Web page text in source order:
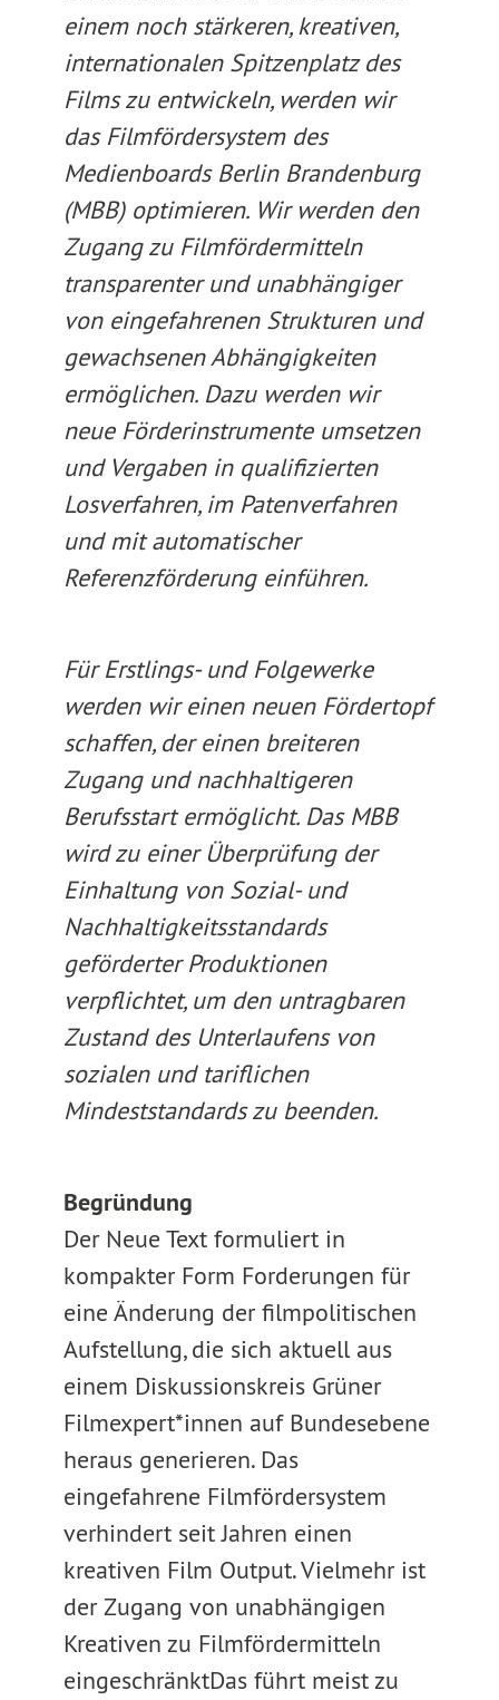
einem noch stärkeren, kreativen,
internationalen Spitzenplatz des
Films zu entwickeln, werden wir
das Filmfördersystem des
Medienboards Berlin Brandenburg
(MBB) optimieren. Wir werden den
Zugang zu Filmfördermitteln
transparenter und unabhängiger
von eingefahrenen Strukturen und
gewachsenen Abhängigkeiten
ermöglichen. Dazu werden wir
neue Förderinstrumente umsetzen
und Vergaben in qualifizierten
Losverfahren, im Patenverfahren
und mit automatischer
Referenzförderung einführen.
Für Erstlings- und Folgewerke
werden wir einen neuen Fördertopf
schaffen, der einen breiteren
Zugang und nachhaltigeren
Berufsstart ermöglicht. Das MBB
wird zu einer Überprüfung der
Einhaltung von Sozial- und
Nachhaltigkeitsstandards
geförderter Produktionen
verpflichtet, um den untragbaren
Zustand des Unterlaufens von
sozialen und tariflichen
Mindeststandards zu beenden.
Begründung
Der Neue Text formuliert in
kompakter Form Forderungen für
eine Änderung der filmpolitischen
Aufstellung, die sich aktuell aus
einem Diskussionskreis Grüner
Filmexpert*innen auf Bundesebene
heraus generieren. Das
eingefahrene Filmfördersystem
verhindert seit Jahren einen
kreativen Film Output. Vielmehr ist
der Zugang von unabhängigen
Kreativen zu Filmfördermitteln
eingeschränktDas führt meist zu